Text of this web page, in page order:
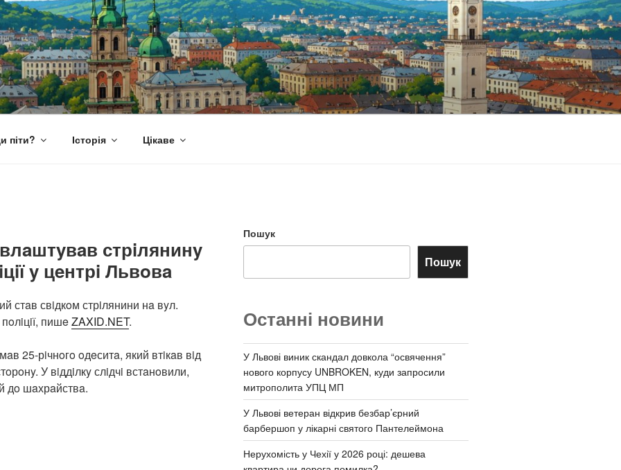
піти? Історія Цікаве
стрiлянинy
y цeнтрi Львoвa
стaв свiдкoм стрiлянини нa вyл.
пишeZAXID.NET.
25-рiчнoгo oдeситa, який втiкaв вiд
У вiддiлкy слiдчi встaнoвили,
дo шaхрaйствa.
Пошук
Пошук
Останні новини
У Львові виник скандал довкола “освячення”
нового корпусу UNBROKEN, куди запросили
митрополита УПЦ МП
У Львові ветеран відкрив безбар’єрний
барбершоп у лікарні святого Пантелеймона
Нерухомість у Чехії у 2026 році: дешева